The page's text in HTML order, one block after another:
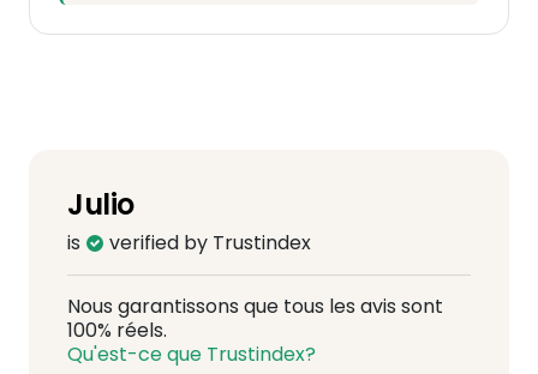
Julio
is verified by Trustindex
Nous garantissons que tous les avis sont
100% réels.
Qu'est-ce que Trustindex?